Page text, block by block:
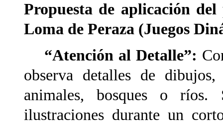
Propuesta de aplicación
Loma de Peraza (Juegos
“Atención al Detalle”:
observa detalles de
animales, bosques o ríos.
ilustraciones durante un